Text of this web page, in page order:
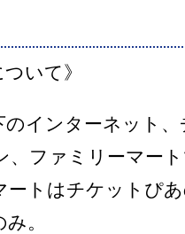
いて》
のインターネット
、ファミリーマー
トはチケットぴ
。